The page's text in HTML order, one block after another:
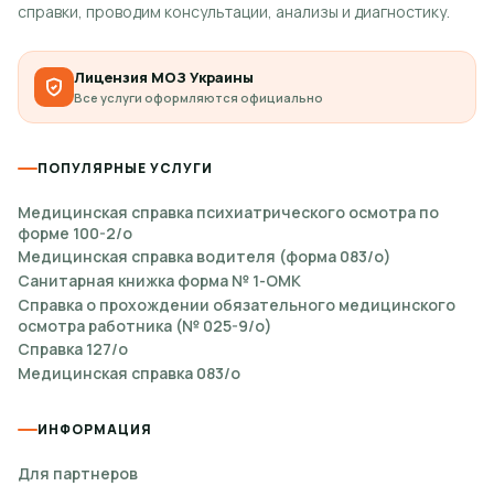
справки, проводим консультации, анализы и диагностику.
Лицензия МОЗ Украины
Все услуги оформляются официально
ПОПУЛЯРНЫЕ УСЛУГИ
Медицинская справка психиатрического осмотра по
форме 100-2/о
Медицинская справка водителя (форма 083/о)
Санитарная книжка форма № 1-ОМК
Справка о прохождении обязательного медицинского
осмотра работника (№ 025-9/о)
Справка 127/о
Медицинская справка 083/о
ИНФОРМАЦИЯ
Для партнеров